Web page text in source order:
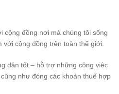
cộng đồng nơi mà chúng tôi sống
với cộng đồng trên toàn thế giới.
dân tốt – hỗ trợ những công việc
như đóng các khoản thuế hợp